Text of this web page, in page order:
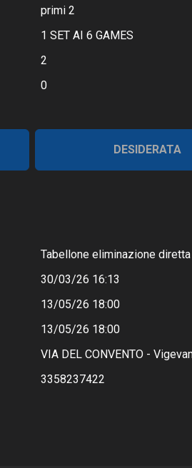
primi 2
1 SET AI 6 GAMES
2
0
DESIDERATA
Tabellone eliminazione diretta
30/03/26 16:13
13/05/26 18:00
13/05/26 18:00
VIA DEL CONVENTO -
3358237422